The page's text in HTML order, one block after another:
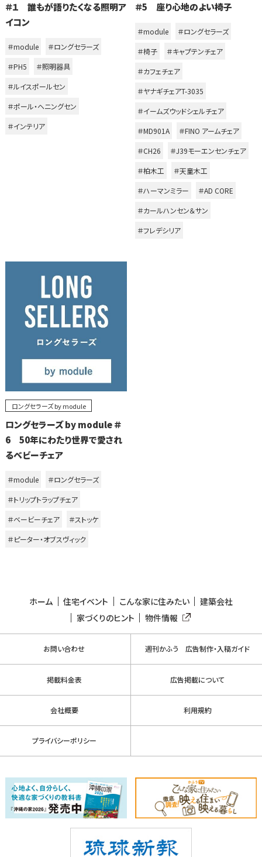
＃１ 誰もが語りたくなる照明ア
イコン
＃module
＃ロングセラーズ
＃PH5
＃照明器具
＃ルイスポールセン
＃ポール・ヘニングセン
＃インテリア
＃5 座り心地のよい椅子
＃module
＃ロングセラーズ
＃椅子
＃キャプテンチェア
＃カフェチェア
＃ヤナギチェアT-3035
＃イームズウッドシェルチェア
＃MD901A
＃FINO アームチェア
＃CH26
＃J39モーエンセンチェア
＃柏木工
＃天童木工
＃ハーマンミラー
＃AD CORE
＃カールハンセン＆サン
＃フレデシリア
ロングセラーズ by module
ロングセラーズ by module ＃
6 50年にわたり世界で愛され
るベビーチェア
＃module
＃ロングセラーズ
＃トリップトラップチェア
＃ベービーチェア
＃ストッケ
＃ピーター・オブスヴィック
ホーム 住宅イベント こんな家に住みたい
建築会社
家づくりのヒント
物件情報
お問い合わせ 週刊かふう 広告制作・入稿ガイド
掲載料金表 広告掲載について
会社概要 利用規約
プライバシーポリシー